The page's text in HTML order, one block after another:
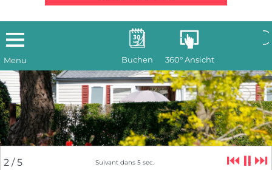
Buchen 360° Ansicht
2 / 5 Suivant dans 5sec. ⏮ ⏸ ⏭
Menu